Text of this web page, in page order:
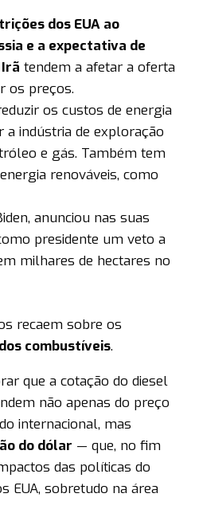
dos EUA ao
e a expectativa de
tendem a afetar a oferta
os preços.
os custos de energia
a indústria de exploração
e gás. Também tem
renováveis, como
anunciou nas suas
presidente um veto a
milhares de hectares no
recaem sobre os
combustíveis.
que a cotação do diesel
não apenas do preço
internacional, mas
do dólar — que, no fim
das políticas do
EUA, sobretudo na área